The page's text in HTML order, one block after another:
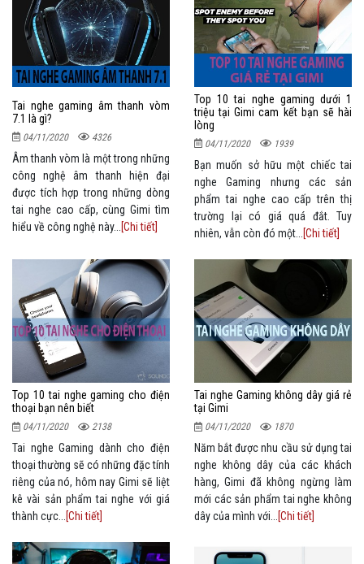
Tai nghe gaming âm thanh vòm
7.1 là gì?
04/11/2020 4326
Âm thanh vòm là một trong những
công nghệ âm thanh hiện đại
được tích hợp trong những dòng
tai nghe cao cấp, cùng Gimi tìm
hiểu về công nghệ này...
[Chi tiết]
Top 10 tai nghe gaming dưới 1
triệu tại Gimi cam kết bạn sẽ hài
lòng
04/11/2020 1939
Bạn muốn sở hữu một chiếc tai
nghe Gaming nhưng các sản
phẩm tai nghe cao cấp trên thị
trường lại có giá quá đắt. Tuy
nhiên, vẫn còn đó một...
[Chi tiết]
Top 10 tai nghe gaming cho điện
thoại bạn nên biết
04/11/2020 2138
Tai nghe Gaming dành cho điện
thoại thường sẽ có những đặc tính
riêng của nó, hôm nay Gimi sẽ liệt
kê vài sản phẩm tai nghe với giá
thành cực...
[Chi tiết]
Tai nghe Gaming không dây giá rẻ
tại Gimi
04/11/2020 1870
Năm bắt được nhu cầu sử dụng tai
nghe không dây của các khách
hàng, Gimi đã không ngừng làm
mới các sản phẩm tai nghe không
dây của mình với...
[Chi tiết]